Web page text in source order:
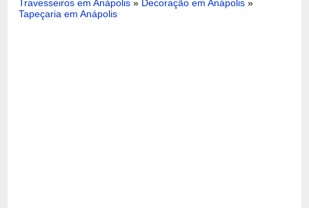
Travesseiros em Anápolis » Decoração em Anápolis »
Tapeçaria em Anápolis